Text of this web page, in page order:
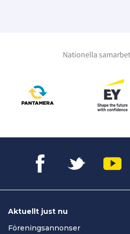
Nationella
Aktuellt just nu
Föreningsannonser